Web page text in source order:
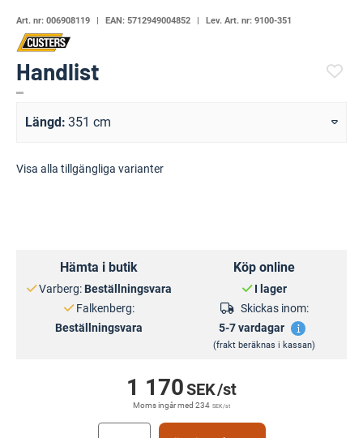
Art. nr: 006908119 EAN: 5712949004852 Lev. Art. nr: 9100-351
Handlist
Längd 351 cm
Visa alla tillgängliga varianter
Hämta i butik
Varberg: Beställningsvara
Falkenberg:
Beställningsvara
Köp online
I lager
Skickas inom:
5-7 vardagar
(frakt beräknas i kassan)
1 170SEK/st
Moms ingår med 234 SEK/st